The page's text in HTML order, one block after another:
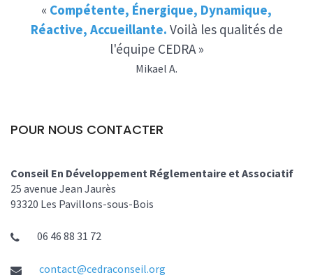
« Compétente, Énergique, Dynamique,
Réactive, Accueillante. Voilà les qualités de
l'équipe CEDRA »
Mikael A.
POUR NOUS CONTACTER
Conseil En Développement Réglementaire et Associatif
25 avenue Jean Jaurès
93320 Les Pavillons-sous-Bois
06 46 88 31 72
contact@cedraconseil.org